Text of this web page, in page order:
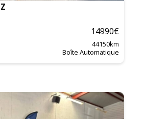
14990€
44150km
Boîte Automatique